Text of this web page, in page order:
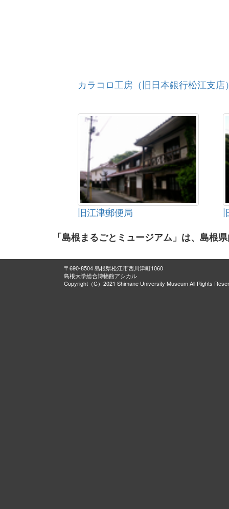
カラコロ工房（旧日本銀行松江支店
旧江津郵便局
「島根まるごとミュージアム」は、島根
〒690-8504 島根県松江市西川津町1060
島根大学総合博物館アシカル
Copyright（C）2021 Shimane University Museum All Rights